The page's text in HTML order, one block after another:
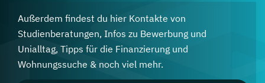
Außerdem findest du hier Kontakte von
Studienberatungen, Infos zu Bewerbung und
Unialltag, Tipps für die Finanzierung und
Wohnungssuche & noch viel mehr.